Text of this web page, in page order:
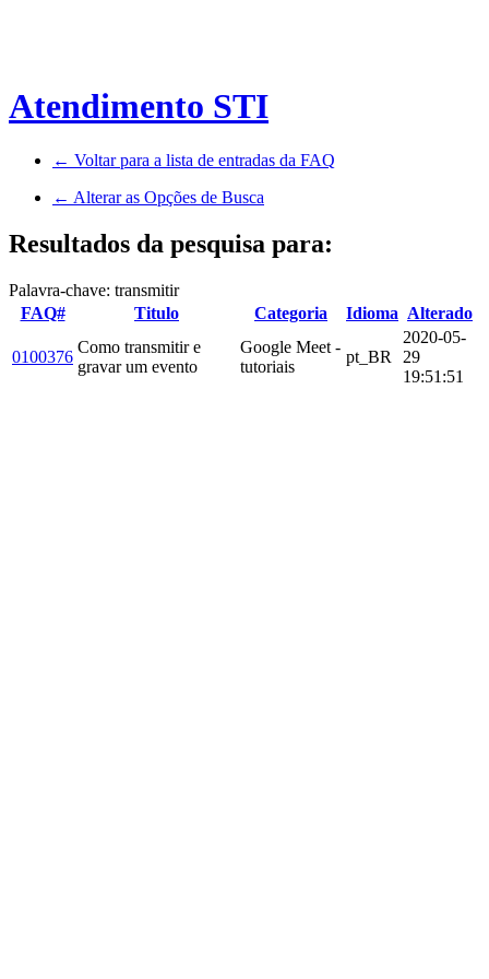
Atendimento STI
← Voltar para a lista de entradas da FAQ
← Alterar as Opções de Busca
Resultados da pesquisa para:
Palavra-chave: transmitir
FAQ#
Titulo Categoria Idioma Alterado
0100376
Como transmitir e
gravar um evento
Google Meet -
tutoriais
pt_BR
2020-05-
29
19:51:51